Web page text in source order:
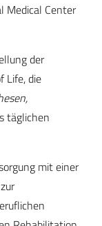
Medical Center
der
Life, die
täglichen
mit einer